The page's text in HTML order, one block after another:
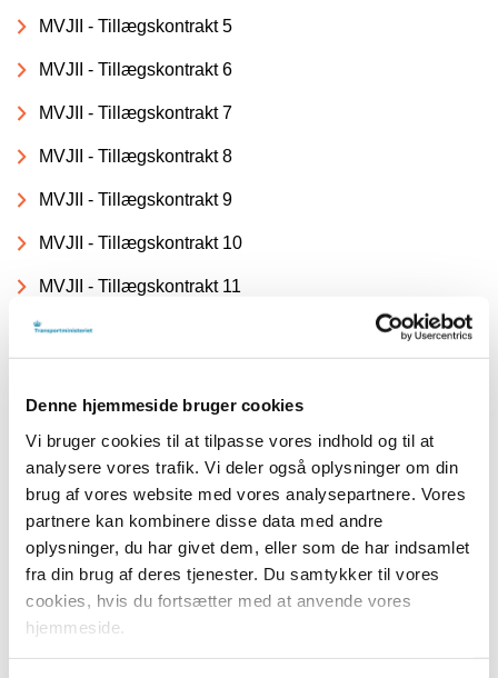
Denne hjemmeside bruger cookies
Vi bruger cookies til at tilpasse vores indhold og til at
analysere vores trafik. Vi deler også oplysninger om din
brug af vores website med vores analysepartnere. Vores
partnere kan kombinere disse data med andre
oplysninger, du har givet dem, eller som de har indsamlet
fra din brug af deres tjenester. Du samtykker til vores
cookies, hvis du fortsætter med at anvende vores
hjemmeside.
MVJII - Tillægskontrakt 5
MVJII - Tillægskontrakt 6
MVJII - Tillægskontrakt 7
MVJII - Tillægskontrakt 8
MVJII - Tillægskontrakt 9
MVJII - Tillægskontrakt 10
MVJII - Tillægskontrakt 11
MVJII - Tillægskontrakt 12
MVJII - Tillægskontrakt 14
MVJII - Tillægskontrakt 15
MVJII - Tillægskontrakt 16
MVJII - Tillægskontrakt 17
Tillægskontrakt 18 - Refusion til Arriva i forbindelse med
Tillægskontrakt 19 - Betjeningen af Struer - Thisted i